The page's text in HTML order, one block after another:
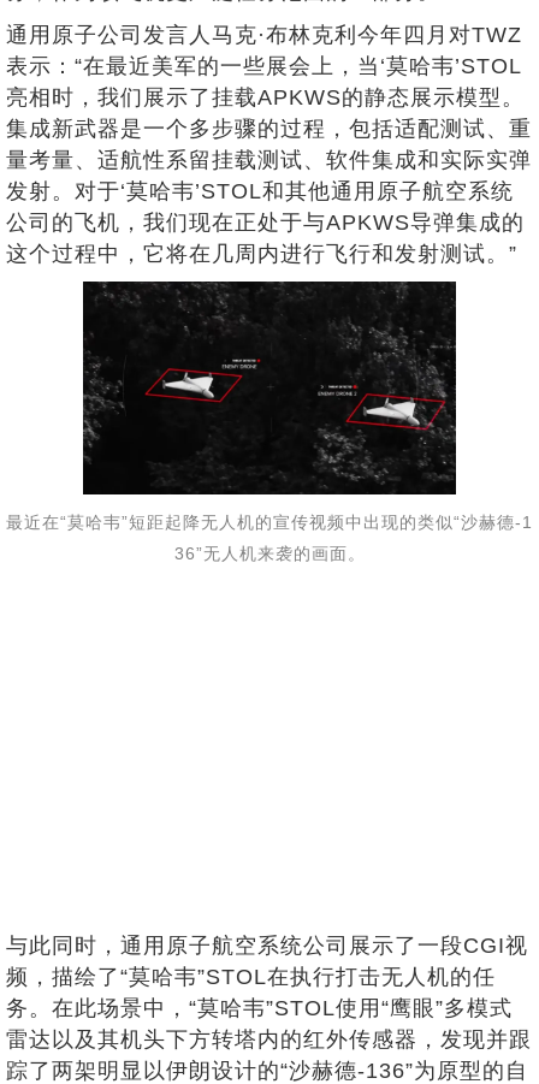
通用原子公司发言人马克·布林克利今年四月对TWZ
表示：“在最近美军的一些展会上，当‘莫哈韦’STOL
亮相时，我们展示了挂载APKWS的静态展示模型。
集成新武器是一个多步骤的过程，包括适配测试、重
量考量、适航性系留挂载测试、软件集成和实际实弹
发射。对于‘莫哈韦’STOL和其他通用原子航空系统
公司的飞机，我们现在正处于与APKWS导弹集成的
这个过程中，它将在几周内进行飞行和发射测试。”
最近在“莫哈韦”短距起降无人机的宣传视频中出现的类似“沙赫德-1
36”无人机来袭的画面。
与此同时，通用原子航空系统公司展示了一段CGI视
频，描绘了“莫哈韦”STOL在执行打击无人机的任
务。在此场景中，“莫哈韦”STOL使用“鹰眼”多模式
雷达以及其机头下方转塔内的红外传感器，发现并跟
踪了两架明显以伊朗设计的“沙赫德-136”为原型的自